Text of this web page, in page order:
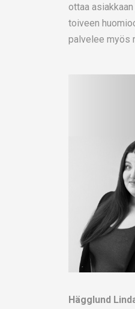
ottaa
toiveen
palvelee myös
Hägglund